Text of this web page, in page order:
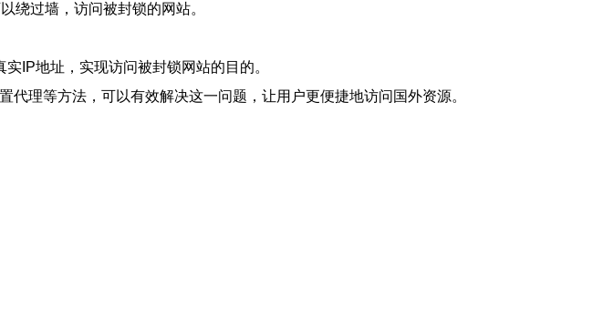
绕过墙，访问被封锁的网站。
IP地址，实现访问被封锁网站的目的。
理等方法，可以有效解决这一问题，让用户更便捷地访问国外资源。